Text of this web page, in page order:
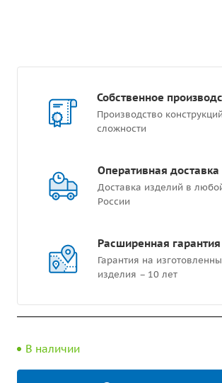
Собственное
Производство
сложности
Оперативная доставка
Доставка изделий в
России
Расширенная гарантия
Гарантия на
изделия – 10 лет
В наличии